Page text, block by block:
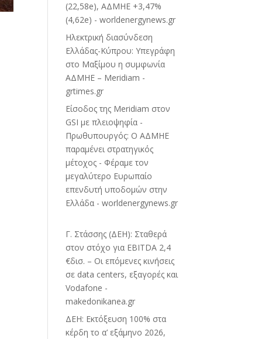
(22,58e), ΑΔΜΗΕ +3,47%
(4,62e) - worldenergynews.gr
Ηλεκτρική διασύνδεση
Ελλάδας-Κύπρου: Υπεγράφη
στο Μαξίμου η συμφωνία
ΑΔΜΗΕ – Meridiam -
grtimes.gr
Eίσοδος της Meridiam στον
GSI με πλειοψηφία -
Πρωθυπουργός: Ο ΑΔΜΗΕ
παραμένει στρατηγικός
μέτοχος - Φέραμε τον
μεγαλύτερο Ευρωπαίο
επενδυτή υποδομών στην
Ελλάδα - worldenergynews.gr
Γ. Στάσσης (ΔΕΗ): Σταθερά
στον στόχο για EBITDA 2,4
€δισ. – Οι επόμενες κινήσεις
σε data centers, εξαγορές και
Vodafone -
makedonikanea.gr
ΔΕΗ: Εκτόξευση 100% στα
κέρδη το α’ εξάμηνο 2026,